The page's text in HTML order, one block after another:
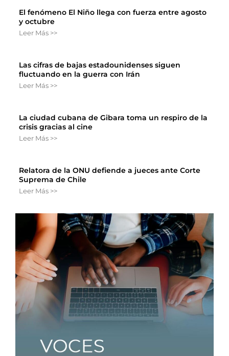
El fenómeno El Niño llega con fuerza entre agosto
y octubre
Leer Más >>
Las cifras de bajas estadounidenses siguen
fluctuando en la guerra con Irán
Leer Más >>
La ciudad cubana de Gibara toma un respiro de la
crisis gracias al cine
Leer Más >>
Relatora de la ONU defiende a jueces ante Corte
Suprema de Chile
Leer Más >>